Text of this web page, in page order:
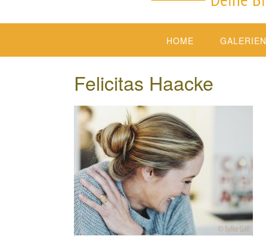
HOME GALERIEN
Felicitas Haacke